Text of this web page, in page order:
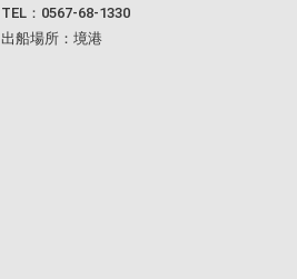
TEL：0567-68-1330
出船場所：境港